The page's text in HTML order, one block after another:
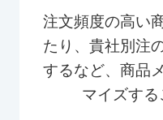
注文頻度の高い
たり、貴社別注
するなど、商品
マイズする